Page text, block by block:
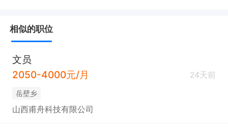
相似的职位
文员
2050-4000元/月
24天前
岳壁乡
山西甫舟科技有限公司